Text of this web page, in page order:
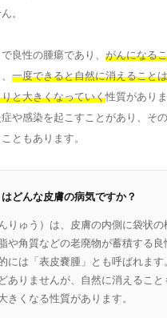
。
良性の腫瘍であり、 がんになる
一度できると自然に消えること
と大きくなっていく性質があり
や感染を起こすことがあり、そ
ともあります。
どんな皮膚の病気ですか？
りゅう）は、皮膚の内側に袋状
や角質などの老廃物が蓄積する
には「表皮嚢腫」とも呼ばれます
ありませんが、自然に消えるこ
きくなる性質があります。